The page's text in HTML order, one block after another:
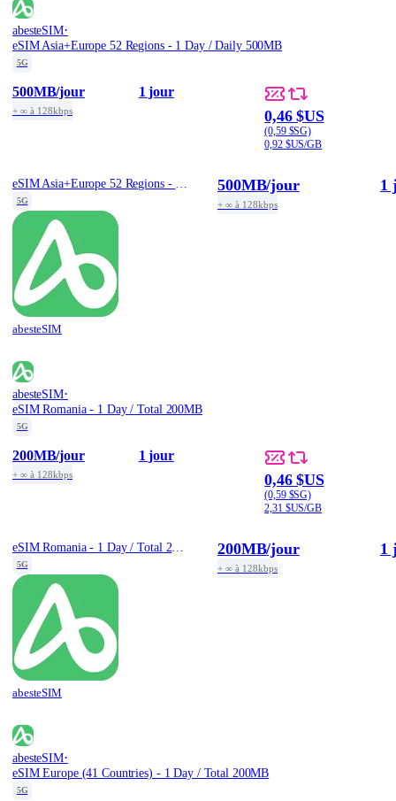
abesteSIM·
eSIM Asia+Europe 52 Regions - 1 Day / Daily 500MB
5G
500MB/jour
+ ∞ à 128kbps
1 jour
0,46 $US
(0,59 $SG)
0,92 $US/GB
5G
abesteSIM
500MB/jour
+ ∞ à 128kbps
1
abesteSIM·
eSIM Romania - 1 Day / Total 200MB
5G
200MB/jour
+ ∞ à 128kbps
1 jour
0,46 $US
(0,59 $SG)
2,31 $US/GB
5G
abesteSIM
200MB/jour
+ ∞ à 128kbps
1
abesteSIM·
eSIM Europe (41 Countries) - 1 Day / Total 200MB
5G